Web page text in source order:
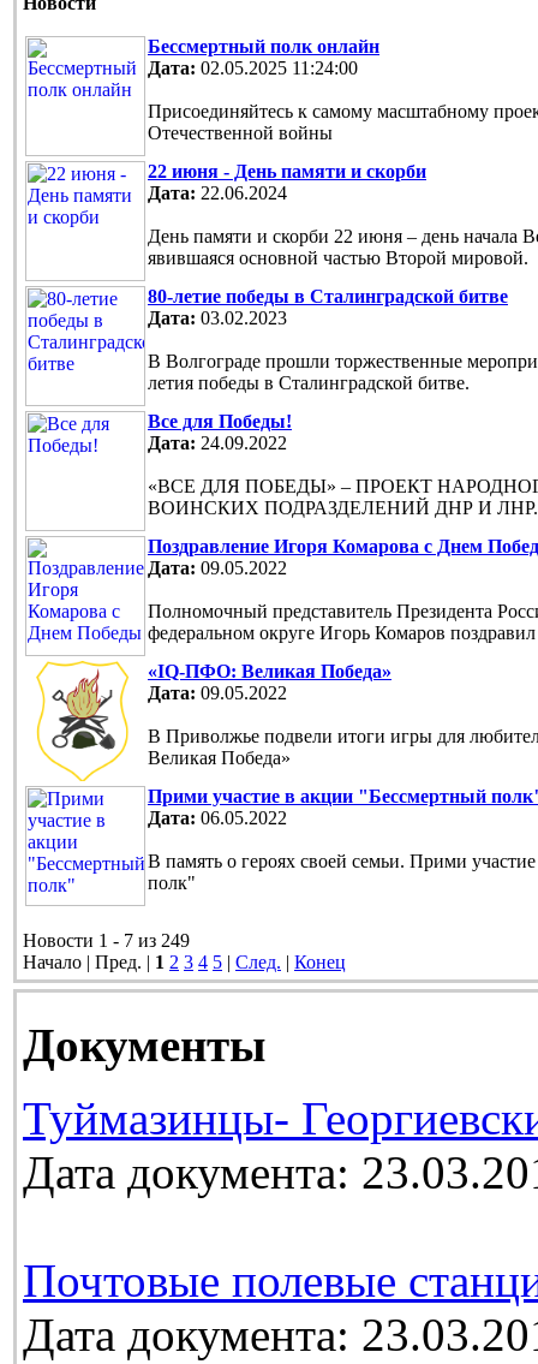
Бессмертный полк онлайн
Дата: 02.05.2025 11:24:00
Присоединяйтесь к самому масштабному
Отечественной войны
22 июня - День памяти и скорби
Дата: 22.06.2024
День памяти и скорби 22 июня – день начала
явившаяся основной частью Второй мировой.
80-летие победы в Сталинградской битве
Дата: 03.02.2023
В Волгограде прошли торжественные
летия победы в Сталинградской битве.
Все для Победы!
Дата: 24.09.2022
«ВСЕ ДЛЯ ПОБЕДЫ» – ПРОЕКТ
ВОИНСКИХ ПОДРАЗДЕЛЕНИЙ ДНР И ЛНР.
Поздравление Игоря Комарова с Днем
Дата: 09.05.2022
Полномочный представитель Президента
федеральном округе Игорь Комаров
«IQ-ПФО: Великая Победа»
Дата: 09.05.2022
В Приволжье подвели итоги игры для
Великая Победа»
Прими участие в акции "Бессмертный
Дата: 06.05.2022
В память о героях своей семьи. Прими
полк"
Новости 1 - 7 из 249
Начало | Пред. | 1 2 3 4 5 | След. | Конец
Документы
Туймазинцы-
Дата документа:
Почтовые полевые
Дата документа: